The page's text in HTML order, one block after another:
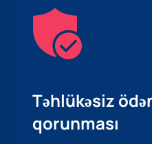
Təhlükəsiz
qorunması